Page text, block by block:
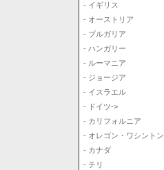
- イギリス
- オーストリア
- ブルガリア
- ハンガリー
- ルーマニア
- ジョージア
- イスラエル
- ドイツ->
- カリフォルニア
- オレゴン・ワシントン
- カナダ
- チリ